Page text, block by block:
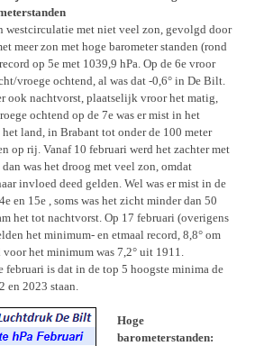
westcirculatie met niet veel zon, gevolgd door
meer zon met hoge barometer standen (rond
op 5e met 1039,9 hPa. Op de 6e vroor
vroege ochtend, al was dat -0,6° in De Bilt.
ook nachtvorst, plaatselijk vroor het matig,
ochtend op de 7e was er mist in het
land, in Brabant tot onder de 100 meter
op rij. Vanaf 10 februari werd het zachter met
was het droog met veel zon, omdat
invloed deed gelden. Wel was er mist in de
en 15e , soms was het zicht minder dan 50
het tot nachtvorst. Op 17 februari (overigens
het minimum- en etmaal record, 8,8° om
het minimum was 7,2° uit 1911.
februari is dat in de top 5 hoogste minima de
en 2023 staan.
Hoge
barometerstanden: